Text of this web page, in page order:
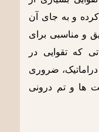
و به جای آن
و مناسبی برای
که تقوایی در
دراماتیک، ضروری
ها و تم درونی